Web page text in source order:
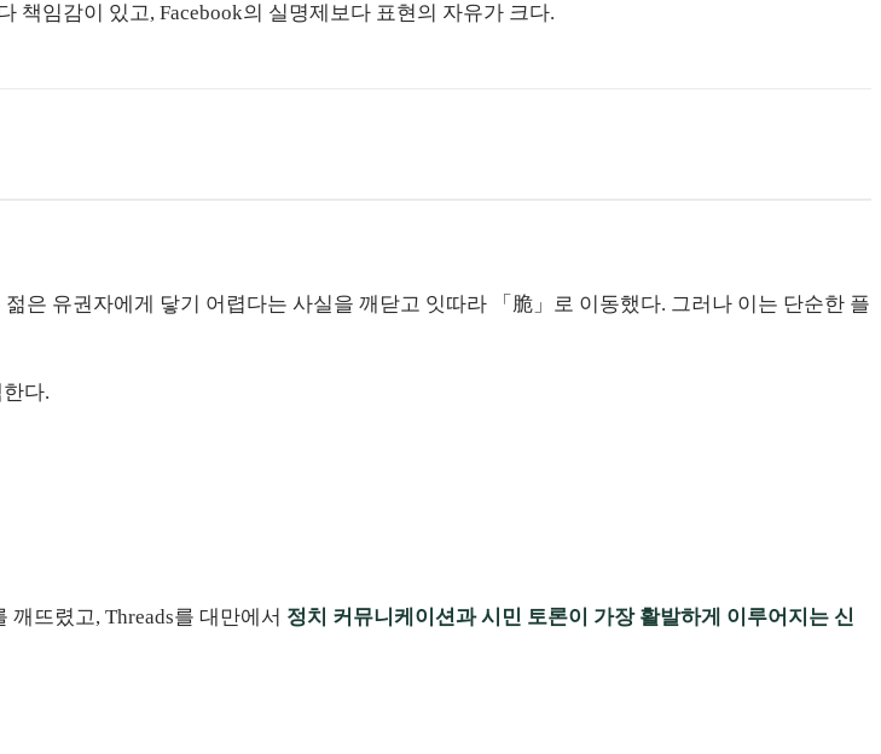
책임감이 있고, Facebook의 실명제보다 표현의 자유가 크다.
은 유권자에게 닿기 어렵다는 사실을 깨닫고 잇따라 「脆」로 이동했다. 그러나 이는 단순한 플
다.
뜨렸고, Threads를 대만에서 정치 커뮤니케이션과 시민 토론이 가장 활발하게 이루어지는 신